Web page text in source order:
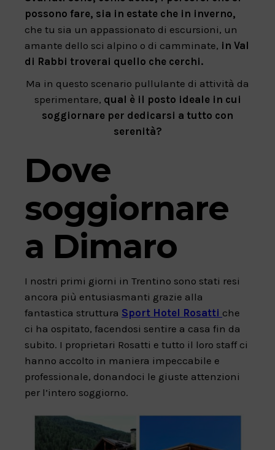
possono fare, sia in estate che in inverno,
che tu sia un appassionato di escursioni, un
amante dello sci alpino o di camminate, in Val
di Rabbi troverai quello che cerchi.
Ma in questo scenario pullulante di attività da
sperimentare, qual è il posto ideale in cui
soggiornare per dedicarsi a tutto con
serenità?
Dove
soggiornare
a Dimaro
I nostri primi giorni in Trentino sono stati resi
ancora più entusiasmanti grazie alla
fantastica struttura Sport Hotel Rosatti che
ci ha ospitato, facendosi sentire a casa fin da
subito. I proprietari Rosatti e tutto il loro staff ci
hanno accolto in maniera impeccabile e
professionale, donandoci le giuste attenzioni
per l’intero soggiorno.